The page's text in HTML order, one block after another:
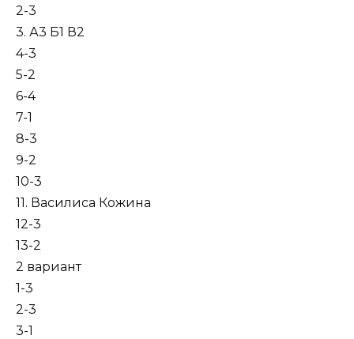
2-3
3. А3 Б1 В2
4-3
5-2
6-4
7-1
8-3
9-2
10-3
11. Василиса Кожина
12-3
13-2
2 вариант
1-3
2-3
3-1